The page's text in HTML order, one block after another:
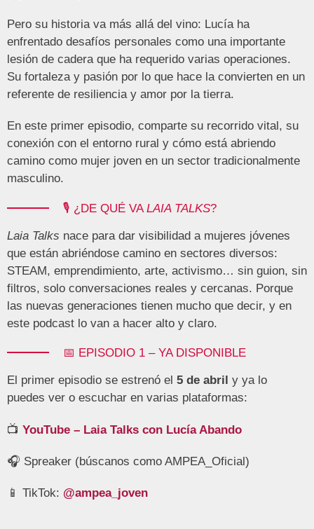
Pero su historia va más allá del vino: Lucía ha
enfrentado desafíos personales como una importante
lesión de cadera que ha requerido varias operaciones.
Su fortaleza y pasión por lo que hace la convierten en un
referente de resiliencia y amor por la tierra.
En este primer episodio, comparte su recorrido vital, su
conexión con el entorno rural y cómo está abriendo
camino como mujer joven en un sector tradicionalmente
masculino.
🎙️ ¿DE QUÉ VA LAIA TALKS?
Laia Talks nace para dar visibilidad a mujeres jóvenes
que están abriéndose camino en sectores diversos:
STEAM, emprendimiento, arte, activismo… sin guion, sin
filtros, solo conversaciones reales y cercanas. Porque
las nuevas generaciones tienen mucho que decir, y en
este podcast lo van a hacer alto y claro.
📅 EPISODIO 1 – YA DISPONIBLE
El primer episodio se estrenó el 5 de abril y ya lo
puedes ver o escuchar en varias plataformas:
📺 YouTube – Laia Talks con Lucía Abando
🎧 Spreaker (búscanos como AMPEA_Oficial)
📱 TikTok: @ampea_joven